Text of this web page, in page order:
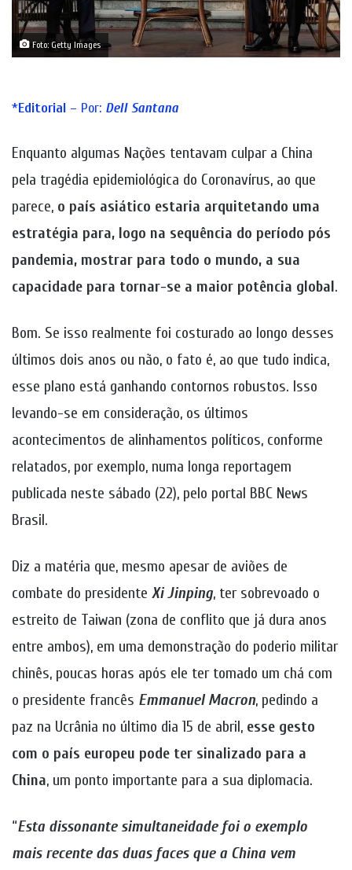
Foto: Getty Images
*Editorial – Por: Dell Santana
Enquanto algumas Nações tentavam culpar a China
pela tragédia epidemiológica do Coronavírus, ao que
parece, o país asiático estaria arquitetando uma
estratégia para, logo na sequência do período pós
pandemia, mostrar para todo o mundo, a sua
capacidade para tornar-se a maior potência global.
Bom. Se isso realmente foi costurado ao longo desses
últimos dois anos ou não, o fato é, ao que tudo indica,
esse plano está ganhando contornos robustos. Isso
levando-se em consideração, os últimos
acontecimentos de alinhamentos políticos, conforme
relatados, por exemplo, numa longa reportagem
publicada neste sábado (22), pelo portal BBC News
Brasil.
Diz a matéria que, mesmo apesar de aviões de
combate do presidente Xi Jinping, ter sobrevoado o
estreito de Taiwan (zona de conflito que já dura anos
entre ambos), em uma demonstração do poderio militar
chinês, poucas horas após ele ter tomado um chá com
o presidente francês Emmanuel Macron, pedindo a
paz na Ucrânia no último dia 15 de abril, esse gesto
com o país europeu pode ter sinalizado para a
China, um ponto importante para a sua diplomacia.
“Esta dissonante simultaneidade foi o exemplo
mais recente das duas faces que a China vem